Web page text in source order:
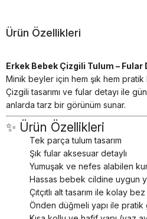
Ürün Özellikleri
Erkek Bebek Çizgili Tulum – Fular
Minik beyler için hem şık hem
Çizgili tasarımı ve fular detayı ile
anlarda tarz bir görünüm sunar.
✨ Ürün Özellikleri
Tek parça tulum tasarım
Şık fular aksesuar detaylı
Yumuşak ve nefes alabilen
Hassas bebek cildine uygun
Çıtçıtlı alt tasarım ile kolay
Önden düğmeli yapı ile pratik